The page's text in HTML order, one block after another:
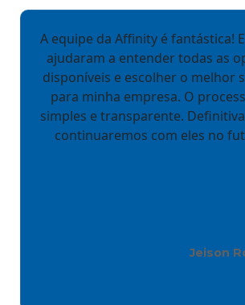
A equipe da Affinity é fantástica!
ajudaram a entender todas as
disponíveis e escolher o melhor
para minha empresa. O
simples e transparente.
continuaremos com eles no
Jeison